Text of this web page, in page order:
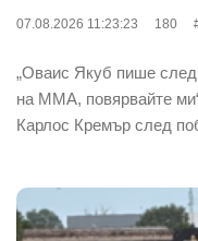
07.08.2026 11:23:23 180
„Оваис Якуб пише
на ММА, повярвайте
Карлос Кремър след